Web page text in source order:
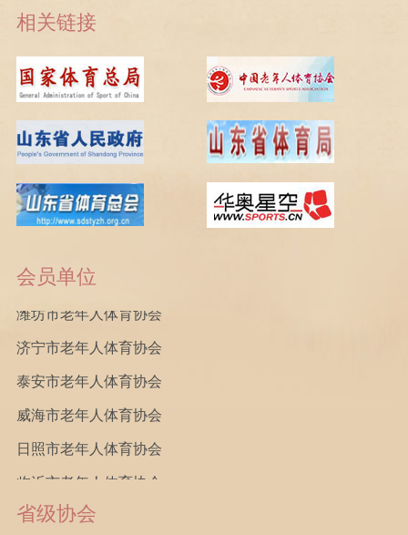
相关链接
会员单位
济南市老年人体育协会
青岛市老年人体育协会
淄博市老年人体育协会
枣庄市老年人体育协会
东营市老年人体育协会
省级协会